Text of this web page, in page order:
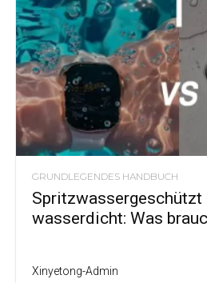
GRUNDLEGENDES HANDBUCH
Spritzwassergeschützt
wasserdicht: Was
Xinyetong-Admin